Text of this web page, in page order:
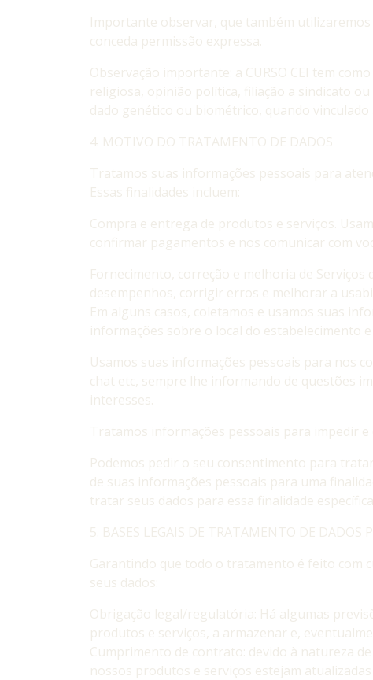
Importante observar, que também
conceda permissão expressa.
Observação importante: a CURSO CEI tem
religiosa, opinião política, filiação a sindicato
dado genético ou biométrico, quando
4. MOTIVO DO TRATAMENTO DE DADOS
Tratamos suas informações pessoais para
Essas finalidades incluem:
Compra e entrega de produtos e serviços.
confirmar pagamentos e nos comunicar com
Fornecimento, correção e melhoria de
desempenhos, corrigir erros e melhorar a
Em alguns casos, coletamos e usamos suas
informações sobre o local do estabelecimento
Usamos suas informações pessoais para nos
chat etc, sempre lhe informando de questões
interesses.
Tratamos informações pessoais para impedir
Podemos pedir o seu consentimento para
de suas informações pessoais para uma
tratar seus dados para essa finalidade
5. BASES LEGAIS DE TRATAMENTO DE DADOS
Garantindo que todo o tratamento é feito com
seus dados:
Obrigação legal/regulatória: Há algumas
produtos e serviços, a armazenar e,
Cumprimento de contrato: devido à natureza
nossos produtos e serviços estejam